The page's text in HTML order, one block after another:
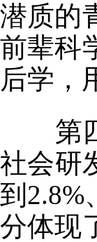
潜质的
前辈科
后学，
第四
社会研
到2.8%
分体现